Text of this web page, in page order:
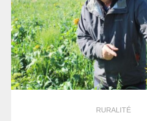
RURALITÉ